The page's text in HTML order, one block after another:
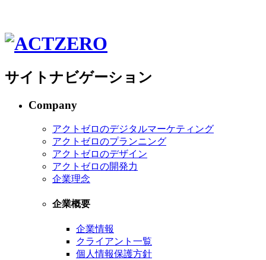
サイトナビゲーション
Company
アクトゼロのデジタルマーケティング
アクトゼロのプランニング
アクトゼロのデザイン
アクトゼロの開発力
企業理念
企業概要
企業情報
クライアント一覧
個人情報保護方針